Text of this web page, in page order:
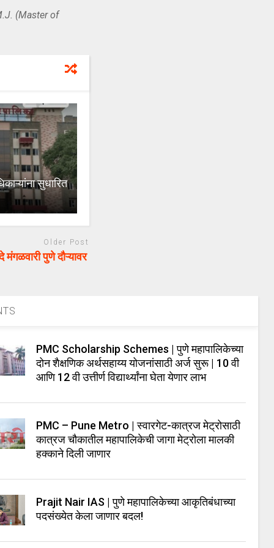
(Master of
सुधारित
Older Post
पुणे दौऱ्यावर
PMC Scholarship Schemes | पुणे महापालिकेच्या
दोन शैक्षणिक अर्थसहाय्य योजनांसाठी अर्ज सुरू | 10 वी
आणि 12 वी उत्तीर्ण विद्यार्थ्यांना घेता येणार लाभ
PMC – Pune Metro | स्वारगेट-कात्रज मेट्रोसाठी
कात्रज चौकातील महापालिकेची जागा मेट्रोला मालकी
हक्काने दिली जाणार
Prajit Nair IAS | पुणे महापालिकेच्या आकृतिबंधाच्या
पदसंख्येत केला जाणार बदल!